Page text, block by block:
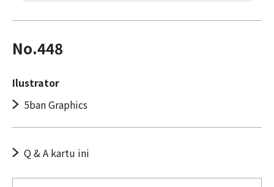
No.448
Ilustrator
5ban Graphics
Q & A kartu ini